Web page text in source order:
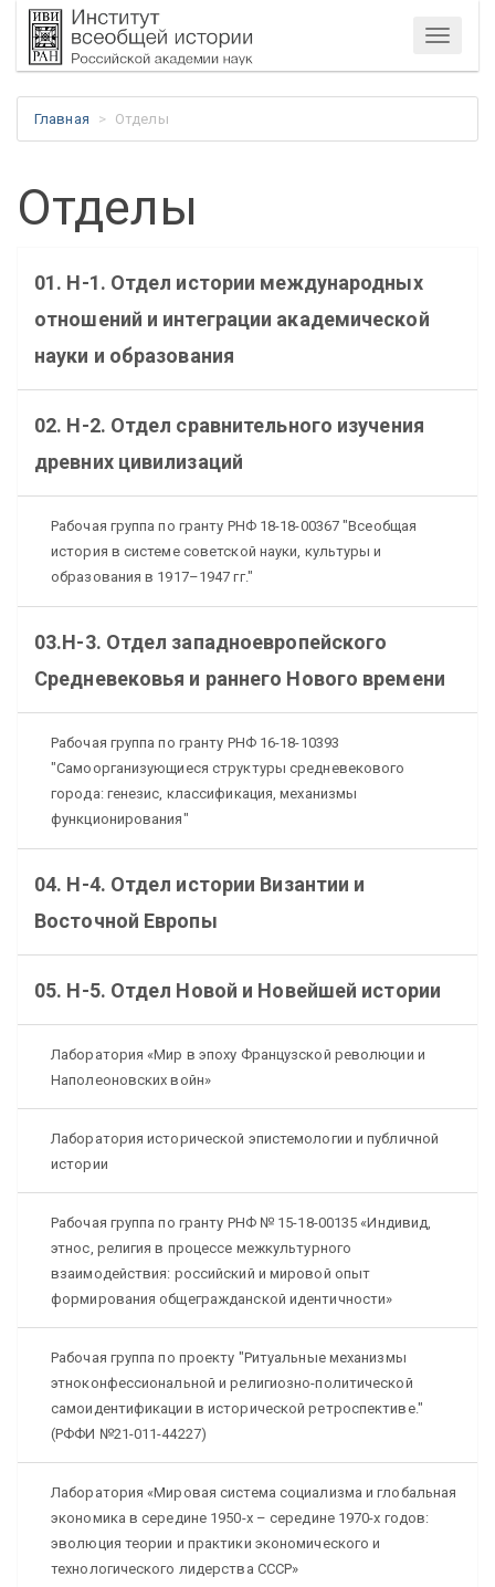
Меню
Главная Отделы
Отделы
01. Н-1. Отдел истории международных
отношений и интеграции академической
науки и образования
02. Н-2. Отдел сравнительного изучения
древних цивилизаций
Рабочая группа по гранту РНФ 18-18-00367 "Всеобщая
история в системе советской науки, культуры и
образования в 1917–1947 гг."
03.Н-3. Отдел западноевропейского
Средневековья и раннего Нового времени
Рабочая группа по гранту РНФ 16-18-10393
"Самоорганизующиеся структуры средневекового
города: генезис, классификация, механизмы
функционирования"
04. Н-4. Отдел истории Византии и
Восточной Европы
05. Н-5. Отдел Новой и Новейшей истории
Лаборатория «Мир в эпоху Французской революции и
Наполеоновских войн»
Лаборатория исторической эпистемологии и публичной
истории
Рабочая группа по гранту РНФ № 15-18-00135 «Индивид,
этнос, религия в процессе межкультурного
взаимодействия: российский и мировой опыт
формирования общегражданской идентичности»
Рабочая группа по проекту "Ритуальные механизмы
этноконфессиональной и религиозно-политической
самоидентификации в исторической ретроспективе."
(РФФИ №21-011-44227)
Лаборатория «Мировая система социализма и глобальная
экономика в середине 1950-х – середине 1970-х годов:
эволюция теории и практики экономического и
технологического лидерства СССР»